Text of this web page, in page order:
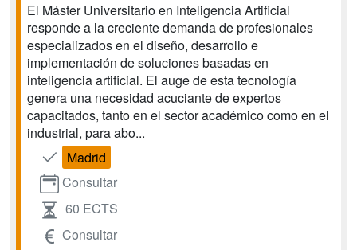
El Máster Universitario en Inteligencia Artificial
responde a la creciente demanda de profesionales
especializados en el diseño, desarrollo e
implementación de soluciones basadas en
inteligencia artificial. El auge de esta tecnología
genera una necesidad acuciante de expertos
capacitados, tanto en el sector académico como en el
industrial, para abo...
Madrid
Consultar
60 ECTS
Consultar